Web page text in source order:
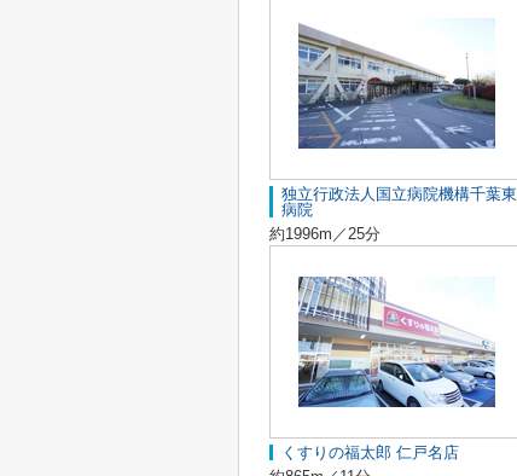
独立行政法人国立病院機構千葉東
病院
約1996m／25分
くすりの福太郎 仁戸名店